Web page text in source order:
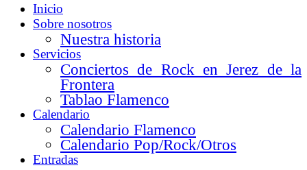
Inicio
Sobre nosotros
Nuestra historia
Servicios
Conciertos de Rock en Jerez de la
Frontera
Tablao Flamenco
Calendario
Calendario Flamenco
Calendario Pop/Rock/Otros
Entradas